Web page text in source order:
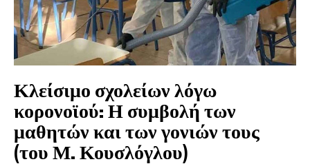
Κλείσιμο σχολείων λόγω
κορονοϊού: Η συμβολή των
μαθητών και των γονιών τους
(του Μ. Κουσλόγλου)